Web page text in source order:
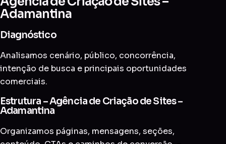
Adamantina
Diagnóstico
Analisamos cenário, público, concorrência,
intenção de busca e principais oportunidades
comerciais.
Estrutura – Agência de Criação de Sites –
Adamantina
Organizamos páginas, mensagens, seções,